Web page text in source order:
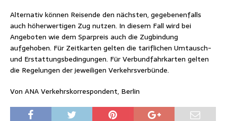
Alternativ können Reisende den nächsten, gegebenenfalls
auch höherwertigen Zug nutzen. In diesem Fall wird bei
Angeboten wie dem Sparpreis auch die Zugbindung
aufgehoben. Für Zeitkarten gelten die tariflichen Umtausch-
und Erstattungsbedingungen. Für Verbundfahrkarten gelten
die Regelungen der jeweiligen Verkehrsverbünde.
Von ANA Verkehrskorrespondent, Berlin